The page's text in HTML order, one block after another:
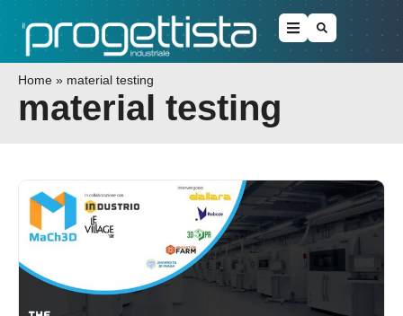
Home » material testing
material testing